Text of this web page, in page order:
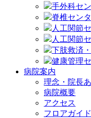
手外科セ
脊椎セン
人工関節
人工関節
下肢救済
健康管理
病院案内
理念・院長
病院概要
アクセス
フロアガイド